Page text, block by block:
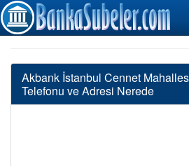
Akbank İstanbul Cennet
Telefonu ve Adresi Nerede